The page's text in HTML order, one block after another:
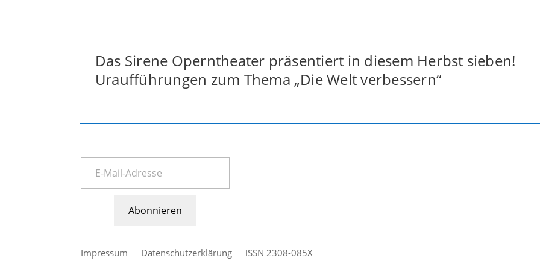
Das Sirene Operntheater präsentiert in diesem Herbst sieben!
Uraufführungen zum Thema „Die Welt verbessern“
Abonnieren
Impressum Datenschutzerklärung ISSN 2308-085X